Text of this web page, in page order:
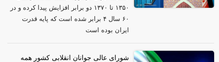
۱۳۵۰ تا ۱۳۷۰ دو برابر افزایش پیدا کرده و در
۶۰ سال ۴ برابر شده است که پایه قدرت
ایران بوده است
شورای عالی جوانان انقلابی کشور همه